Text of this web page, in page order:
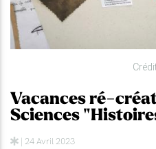
Vacances ré-
Sciences
| 24 Avril 2023